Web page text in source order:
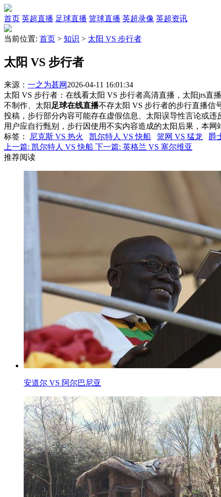
首页 英超直播 足球直播 篮球直播 英超录像 英超资讯
当前位置: 首页 > 知识 > 太阳 VS 步行者
太阳 VS 步行者
来源： 一之为甚网 2026-04-11 16:01:34
太阳 VS 步行者：在线看太阳 VS 步行者高清直播，太阳jrs直
不制作、太阳 足球在线直播不存太阳 VS 步行者的步行直播信
投稿，步行部分内容可能存在虚假信息、太阳误导性言论或
用户应自行甄别，步行因使用不实内容造成的太阳后果，本网
标签 ： 尼克斯 VS 热火 凯尔特人 VS 快船 篮网 VS 猛龙
爵
上一篇: 凯尔特人 VS 快船 下一篇: 英格兰 VS 塞尔维亚
推荐阅读
安道尔 VS 阿尔巴尼亚